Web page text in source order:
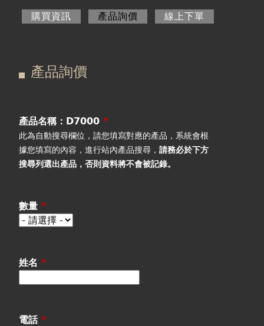
購買資訊
視聽室預約
線上商城
您
引
標
購買資訊 產品詢價 (作用中頁籤)
線上下單
產品詢價
產品名稱：D7000*
此為自動搜尋欄位，請您填寫對應的產品，系統會根
據您填寫的內容，進行站內產品搜尋，請務必於下方
搜尋列選出產品 ，否則資料將不會被記錄。
數量*
姓名*
電話*